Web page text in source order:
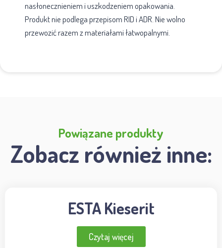
nasłonecznieniem i uszkodzeniem opakowania.
Produkt nie podlega przepisom RID i ADR. Nie wolno
przewozić razem z materiałami łatwopalnymi.
Powiązane produkty
Zobacz również inne:
ESTA Kieserit
Czytaj więcej